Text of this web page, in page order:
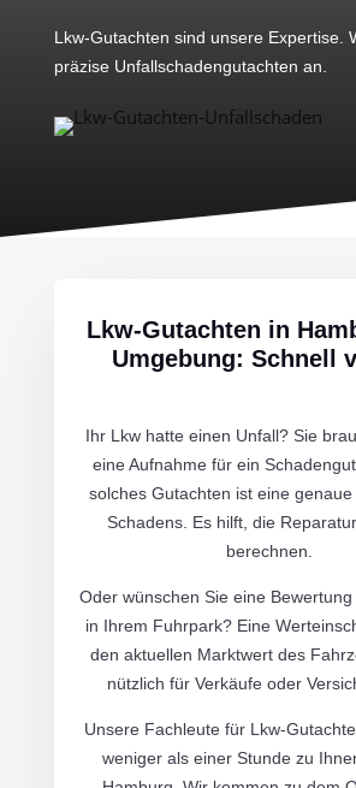
Lkw-Gutachten sind unsere Expertise.
präzise Unfallschadengutachten an.
Lkw-Gutachten in
Umgebung: Schnell
Ihr Lkw hatte einen Unfall? Sie
eine Aufnahme für ein
solches Gutachten ist eine
Schadens. Es hilft, die
berechnen.
Oder wünschen Sie eine
in Ihrem Fuhrpark? Eine
den aktuellen Marktwert des
nützlich für Verkäufe oder
Unsere Fachleute für Lkw-
weniger als einer Stunde zu